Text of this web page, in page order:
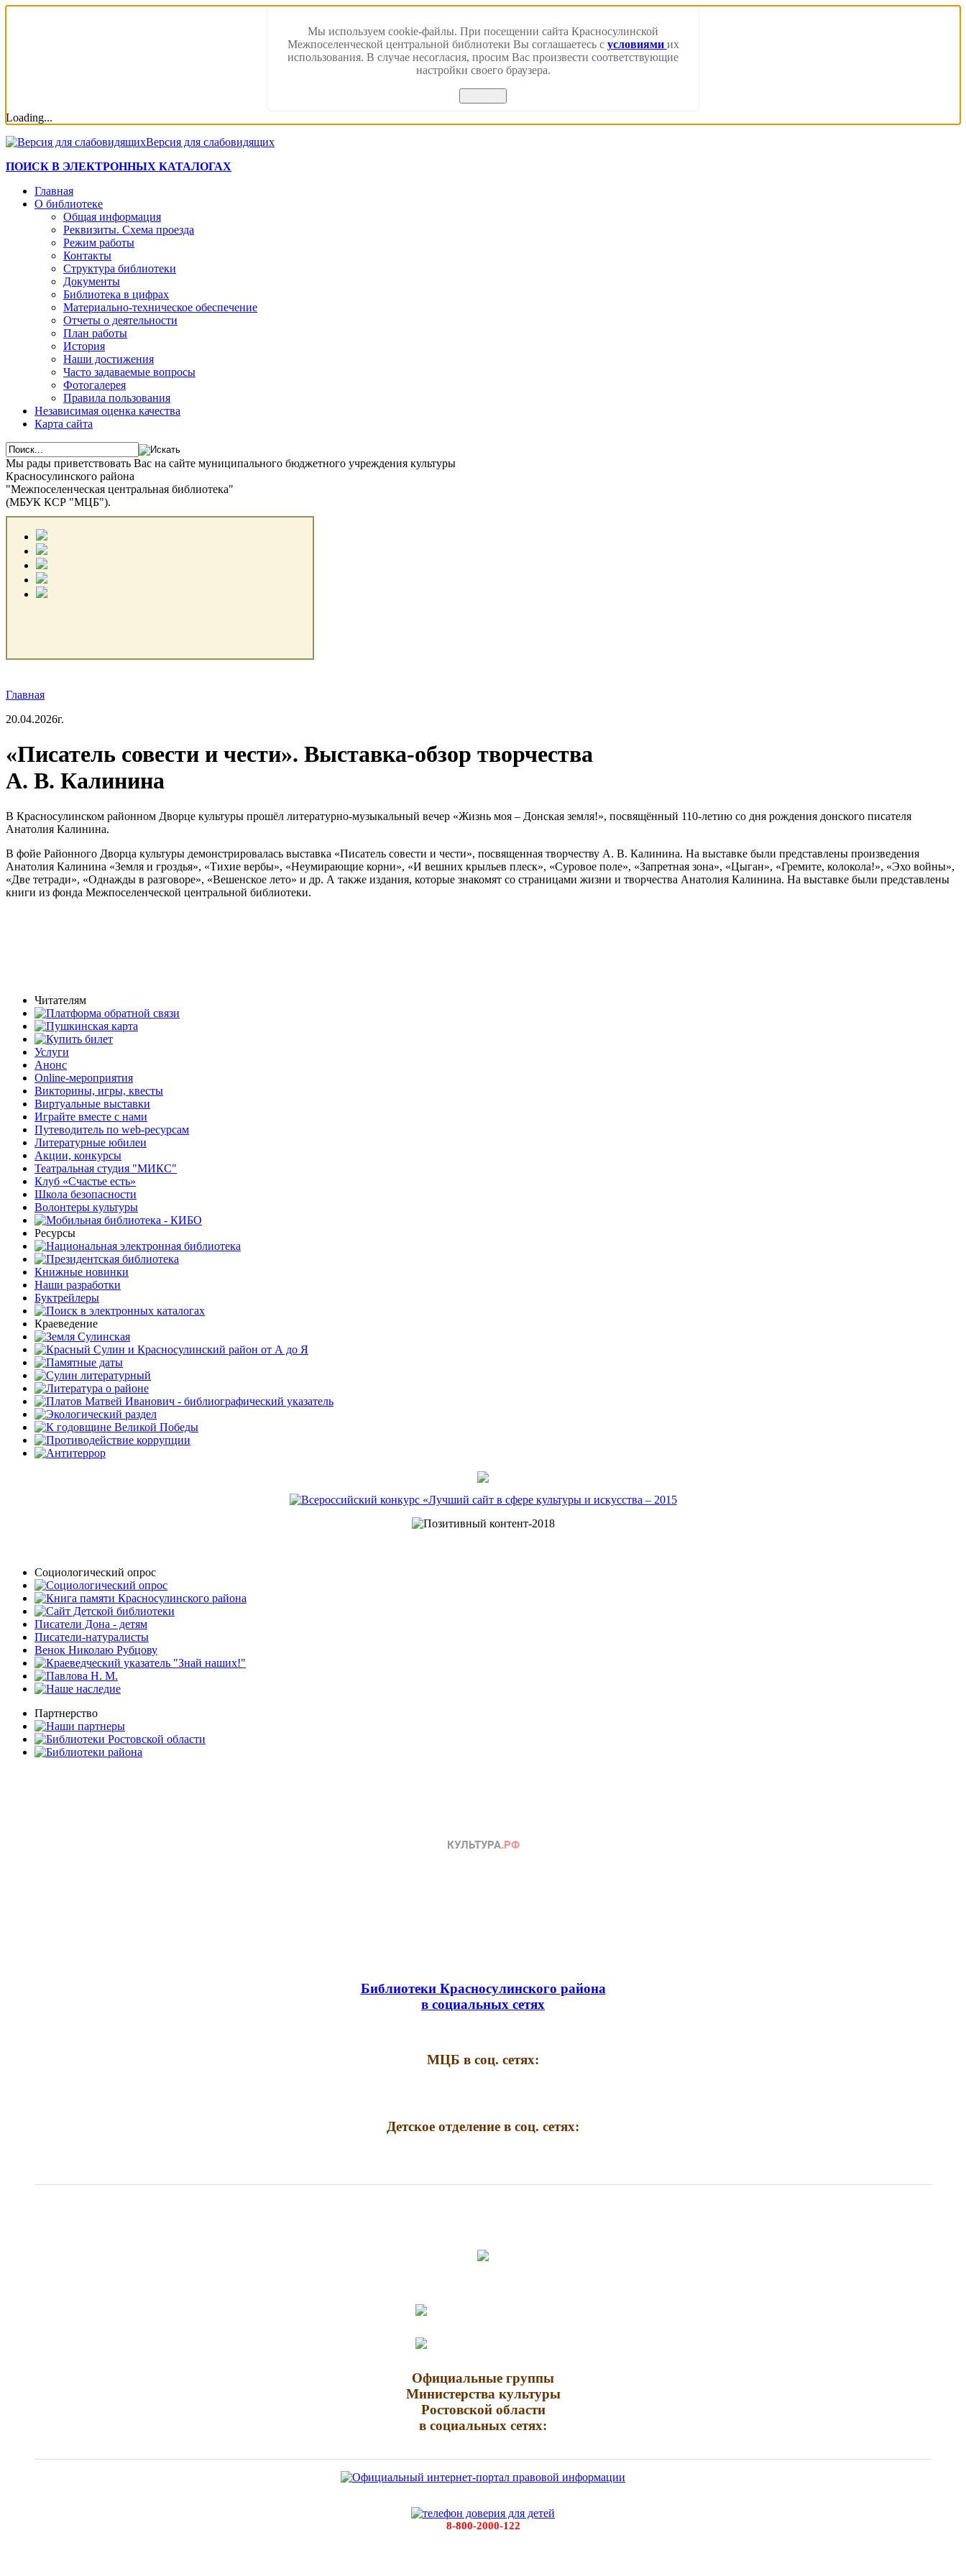
Мы используем cookie-файлы. При посещении сайта Красносулинской
Межпоселенческой центральной библиотеки Вы соглашаетесь с условиями их
использования. В случае несогласия, просим Вас произвести соответствующие
настройки своего браузера.
Loading...
Версия для слабовидящих
ПОИСК В ЭЛЕКТРОННЫХ КАТАЛОГАХ
Главная
О библиотеке
Общая информация
Реквизиты. Схема проезда
Режим работы
Контакты
Структура библиотеки
Документы
Библиотека в цифрах
Материально-техническое обеспечение
Отчеты о деятельности
План работы
История
Наши достижения
Часто задаваемые вопросы
Фотогалерея
Правила пользования
Независимая оценка качества
Карта сайта
Мы рады приветствовать Вас на сайте муниципального бюджетного учреждения культуры
Красносулинского района
"Межпоселенческая центральная библиотека"
(МБУК КСР "МЦБ").
Главная
20.04.2026г.
«Писатель совести и чести». Выставка-обзор творчества
А. В. Калинина
В Красносулинском районном Дворце культуры прошёл литературно‑музыкальный вечер «Жизнь моя – Донская земля!», посвящённый 110‑летию со дня рождения донского писателя
Анатолия Калинина.
В фойе Районного Дворца культуры демонстрировалась выставка «Писатель совести и чести», посвященная творчеству А. В. Калинина. На выставке были представлены произведения
Анатолия Калинина «Земля и гроздья», «Тихие вербы», «Неумирающие корни», «И вешних крыльев плеск», «Суровое поле», «Запретная зона», «Цыган», «Гремите, колокола!», «Эхо войны»,
«Две тетради», «Однажды в разговоре», «Вешенское лето» и др. А также издания, которые знакомят со страницами жизни и творчества Анатолия Калинина. На выставке были представлены
книги из фонда Межпоселенческой центральной библиотеки.
Читателям
Услуги
Анонс
Online-мероприятия
Викторины, игры, квесты
Виртуальные выставки
Играйте вместе с нами
Путеводитель по web-ресурсам
Литературные юбилеи
Акции, конкурсы
Театральная студия "МИКС"
Клуб «Счастье есть»
Школа безопасности
Волонтеры культуры
Ресурсы
Книжные новинки
Наши разработки
Буктрейлеры
Краеведение
Социологический опрос
Писатели Дона - детям
Писатели-натуралисты
Венок Николаю Рубцову
Партнерство
Библиотеки Красносулинского района
в социальных сетях
МЦБ в соц. сетях:
Детское отделение в соц. сетях:
Официальные группы
Министерства культуры
Ростовской области
в социальных сетях:
8-800-2000-122